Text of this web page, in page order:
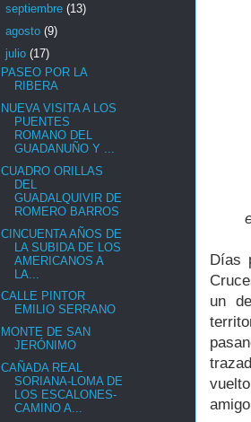
Días
un
septiembre (13)
agosto (9)
julio (17)
PASEO POR LA
RIBERA
NUEVA VISITA A LOS
PUENTES
ROMANO DEL
GUADANUÑO Y ...
CUADRO ORILLAS
DEL
GUADALQUIVIR DE
ROMERO BARROS
CINCUENTA AÑOS DE
LA SUBIDA DE LOS
AMERICANOS A
LA...
CALLE PINTOR
EMILIO SERRANO
MONTE DE SAN
JERÓNIMO
CAÑADA REAL
SORIANA-LOMA DE
LOS ESCALONES-
CAMINO A...